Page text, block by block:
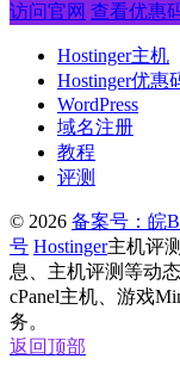
访问官网 查看优惠
Hostinger主机
Hostinger优惠
WordPress
域名注册
教程
评测
© 2026 备案号：皖
号 Hostinger主机评
息、主机评测等动态
cPanel主机、游戏
务。
返回顶部